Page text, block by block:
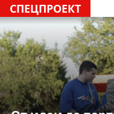
СПЕЦПРОЕКТ